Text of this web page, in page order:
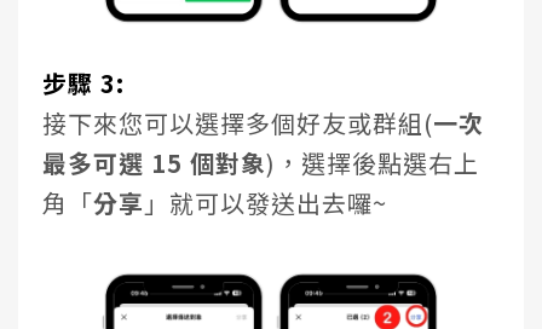
步驟 3:
接下來您可以選擇多個好友或群組(一次
最多可選 15 個對象)，選擇後點選右上
角「分享 」就可以發送出去囉~